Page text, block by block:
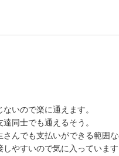
いので楽に通えます。
同士でも通えるそう。
んでも支払いができる範囲な
やすいので気に入っています